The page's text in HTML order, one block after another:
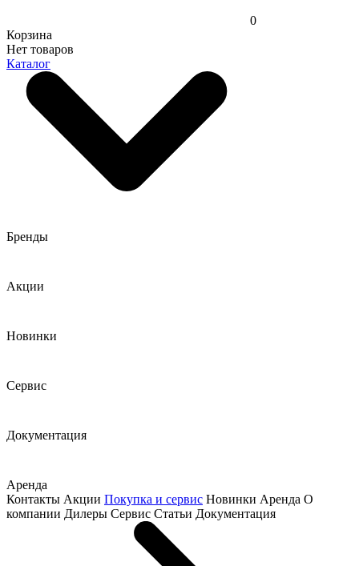
0
Корзина
Нет товаров
Каталог
Бренды
Акции
Новинки
Сервис
Документация
Аренда
Контакты Акции Покупка и сервис Новинки Аренда О
компании Дилеры Сервис Статьи Документация